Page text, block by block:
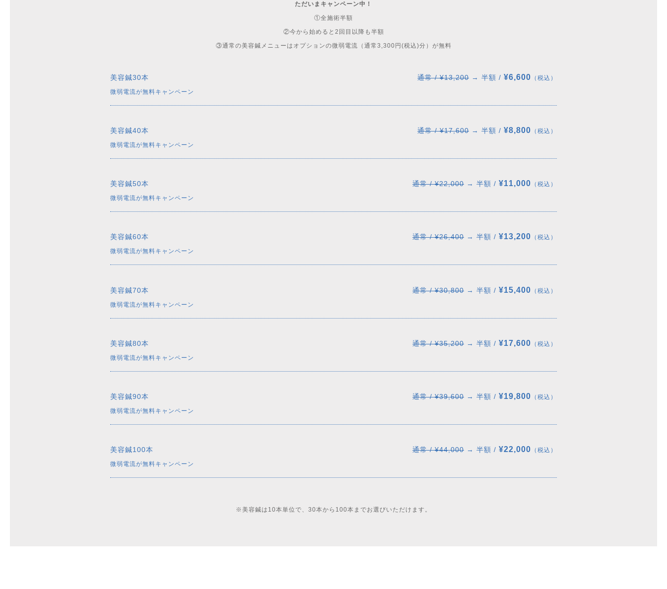
ただいまキャンペーン中！
①全施術半額
②今から始めると 2回目以降も半額
③通常の美容鍼メニューはオプションの微弱電流（通常3,300円(税込)分）が無料
美容鍼30本
微弱電流が無料キャンペーン
通常 / ¥13,200 → 半額 / ¥6,600 （税込）
美容鍼40本
微弱電流が無料キャンペーン
通常 / ¥17,600 → 半額 / ¥8,800 （税込）
美容鍼50本
微弱電流が無料キャンペーン
通常 / ¥22,000 → 半額 / ¥11,000 （税込）
美容鍼60本
微弱電流が無料キャンペーン
通常 / ¥26,400 → 半額 / ¥13,200 （税込）
美容鍼70本
微弱電流が無料キャンペーン
通常 / ¥30,800 → 半額 / ¥15,400 （税込）
美容鍼80本
微弱電流が無料キャンペーン
通常 / ¥35,200 → 半額 / ¥17,600 （税込）
美容鍼90本
微弱電流が無料キャンペーン
通常 / ¥39,600 → 半額 / ¥19,800 （税込）
美容鍼100本
微弱電流が無料キャンペーン
通常 / ¥44,000 → 半額 / ¥22,000 （税込）
※美容鍼は10本単位で、30本から100本までお選びいただけます。